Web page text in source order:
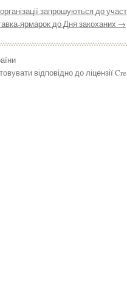
запрошуються до
ярмарок до Дня закоханих →
відповідно до ліцензії